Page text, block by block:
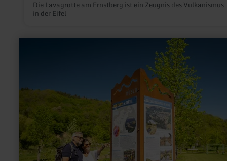
Die Lavagrotte am Ernstberg ist ein Zeugnis des Vulkanismus
in der Eifel